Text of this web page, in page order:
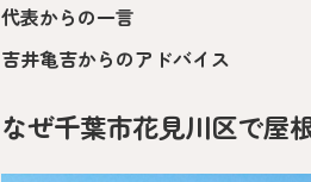
代表からの一言
吉井亀吉からのアドバイス
なぜ千葉市花見川区で屋